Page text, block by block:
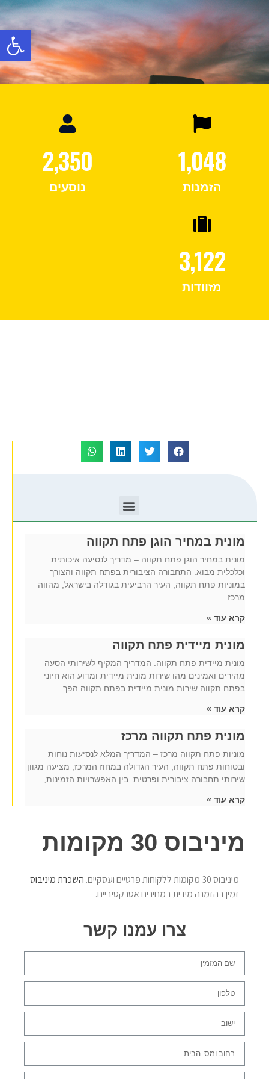
1,048
הזמנות
2,350
נוסעים
3,122
מזוודות
מונית במחיר הוגן פתח תקווה
מונית במחיר הוגן פתח תקווה – מדריך לנסיעה איכותית
וכלכלית מבוא: התחבורה הציבורית בפתח תקווה והצורך
במוניות פתח תקווה, העיר הרביעית בגודלה בישראל, מהווה
מרכז
קרא עוד »
מונית מיידית פתח תקווה
מונית מיידית פתח תקווה: המדריך המקיף לשירותי הסעה
מהירים ואמינים מהו שירות מונית מיידית ומדוע הוא חיוני
בפתח תקווה שירות מונית מיידית בפתח תקווה הפך
קרא עוד »
מונית פתח תקווה מרכז
מוניות פתח תקווה מרכז – המדריך המלא לנסיעות נוחות
ובטוחות פתח תקווה, העיר הגדולה במחוז המרכז, מציעה מגוון
שירותי תחבורה ציבורית ופרטית. בין האפשרויות הזמינות,
קרא עוד »
מיניבוס 30 מקומות
מיניבוס 30 מקומות ללקוחות פרטיים ועסקיים.
השכרת מיניבוס
זמין בהזמנה מידית במחירים אטרקטיביים.
צרו עמנו קשר